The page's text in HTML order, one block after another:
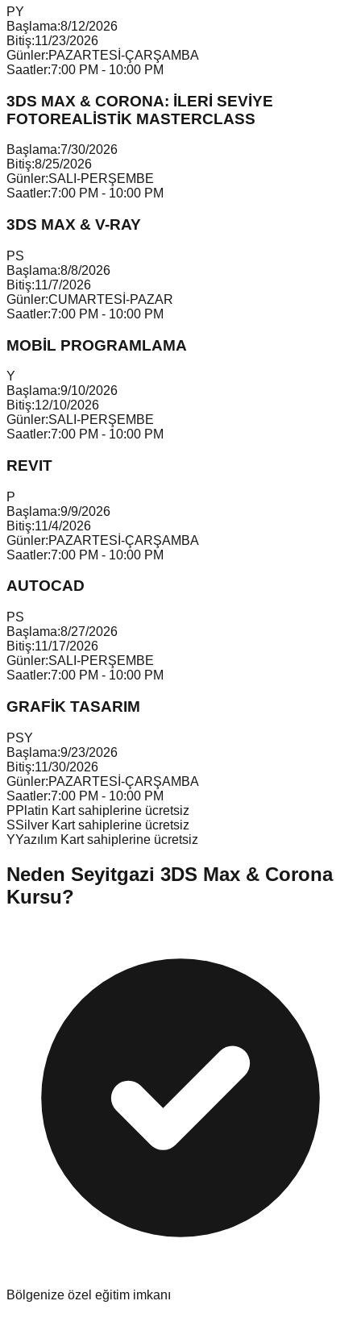
PY
Başlama:8/12/2026
Bitiş:11/23/2026
Günler:PAZARTESİ-ÇARŞAMBA
Saatler:7:00 PM - 10:00 PM
3DS MAX & CORONA: İLERİ SEVİYE
FOTOREALİSTİK MASTERCLASS
Başlama:7/30/2026
Bitiş:8/25/2026
Günler:SALI-PERŞEMBE
Saatler:7:00 PM - 10:00 PM
3DS MAX & V-RAY
PS
Başlama:8/8/2026
Bitiş:11/7/2026
Günler:CUMARTESİ-PAZAR
Saatler:7:00 PM - 10:00 PM
MOBİL PROGRAMLAMA
Y
Başlama:9/10/2026
Bitiş:12/10/2026
Günler:SALI-PERŞEMBE
Saatler:7:00 PM - 10:00 PM
REVIT
P
Başlama:9/9/2026
Bitiş:11/4/2026
Günler:PAZARTESİ-ÇARŞAMBA
Saatler:7:00 PM - 10:00 PM
AUTOCAD
PS
Başlama:8/27/2026
Bitiş:11/17/2026
Günler:SALI-PERŞEMBE
Saatler:7:00 PM - 10:00 PM
GRAFİK TASARIM
PSY
Başlama:9/23/2026
Bitiş:11/30/2026
Günler:PAZARTESİ-ÇARŞAMBA
Saatler:7:00 PM - 10:00 PM
PPlatin Kart sahiplerine ücretsiz
SSilver Kart sahiplerine ücretsiz
YYazılım Kart sahiplerine ücretsiz
Neden Seyitgazi 3DS Max & Corona
Kursu?
Bölgenize özel eğitim imkanı